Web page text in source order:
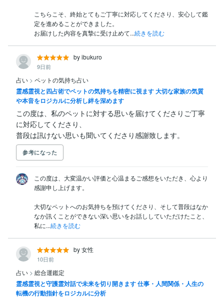
こちらこそ、終始とてもご丁寧に対応してくださり、安心して鑑
定を進めることができました。
お届けした内容を真摯に受け止めて...続きを読む
by ibukuro
9日前
占い > ペットの気持ち占い
霊感霊視と四占術でペットの気持ちを精密に視ます 大切な家族の気質
や本音をロジカルに分析し絆を深めます
この度は、私のペットに対する思いを届けてくださりご丁寧
に対応してくださり、
普段は訊けない思いも聞いてくださり感謝致します。
参考になった
この度は、大変温かい評価と心温まるご感想をいただき、心より
感謝申し上げます。
大切なペットへのお気持ちを預けてくださり、そして普段はなか
なか訊くことができない深い思いをお話ししていただけたこと、
私に...続きを読む
by 女性
10日前
占い > 総合運鑑定
霊感霊視と守護霊対話で未来を切り開きます 仕事・人間関係・人生の
転機の行動指針をロジカルに分析